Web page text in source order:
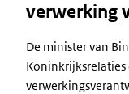
verwerking
De minister van
Koninkrijksrelaties